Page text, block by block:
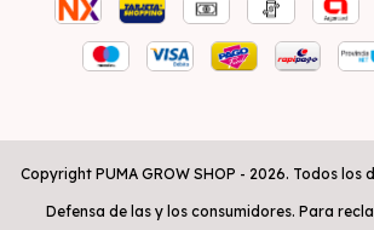
Copyright PUMA GROW SHOP - 2026. Todos los
Defensa de las y los consumidores. Para